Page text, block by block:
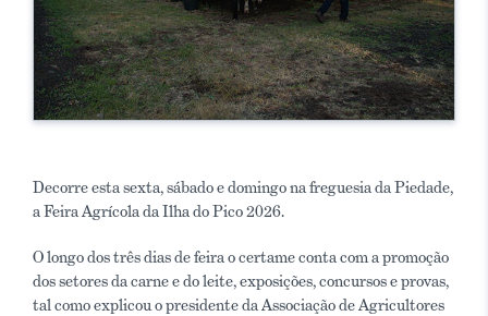
Decorre esta sexta, sábado e domingo na freguesia da Piedade,
a Feira Agrícola da Ilha do Pico 2026.
O longo dos três dias de feira o certame conta com a promoção
dos setores da carne e do leite, exposições, concursos e provas,
tal como explicou o presidente da Associação de Agricultores